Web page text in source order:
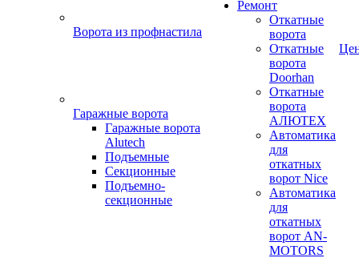
Ворота из профнастила
Гаражные ворота
Гаражные ворота
Alutech
Подъемные
Секционные
Подъемно-
секционные
Ремонт
Откатные
ворота
Откатные
ворота
Doorhan
Откатные
ворота
АЛЮТЕХ
Автоматика
для
откатных
ворот Nice
Автоматика
для
откатных
ворот AN-
MOTORS